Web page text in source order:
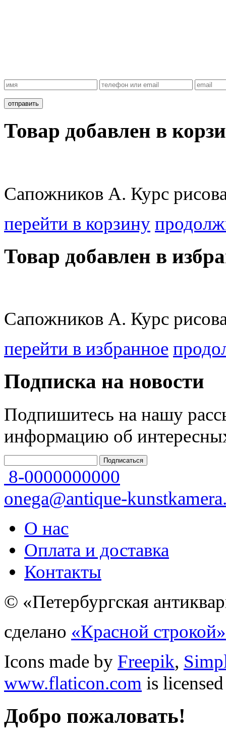
Товар добавлен в
Сапожников А. Курс
перейти в корзину
Товар добавлен в
Сапожников А. Курс
перейти в избранное
Подписка на новости
Подпишитесь на нашу
информацию об
8-0000000000
onega@antique-
О нас
Оплата и доставка
Контакты
© «Петербургская
сделано «Красной строкой»
Icons made by Freepik,
www.flaticon.com is
Добро пожаловать!